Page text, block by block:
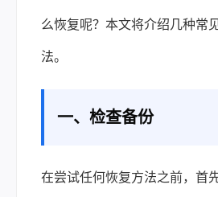
么恢复呢？本文将介绍几种常
法。
一、检查备份
在尝试任何恢复方法之前，首